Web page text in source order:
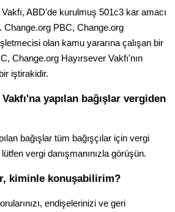
Vakfı, ABD'de kurulmuş 501c3 kar amacı
. Change.org PBC, Change.org
ş letmecisi olan kamu yararına çal ışan bir
, Change.org Hayırsever Vakfı'nın
bir iştirakidir.
Vakfı'na yapılan bağışlar vergiden
ı lan bağış lar tüm bağışçı lar için vergi
ütfen vergi danışmanınızla görüşün.
, kiminle konuşabilirim?
ınızı, endişelerinizi ve geri